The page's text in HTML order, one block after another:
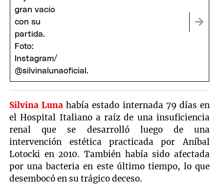
Silvina Luna había estado internada 79 días en
el Hospital Italiano a raíz de una insuficiencia
renal que se desarrolló luego de una
intervención estética practicada por Aníbal
Lotocki en 2010. También había sido afectada
por una bacteria en este último tiempo, lo que
desembocó en su trágico deceso.